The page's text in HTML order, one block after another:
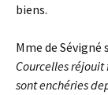
biens.
Mme de Sévigné
Courcelles
sont enchéries